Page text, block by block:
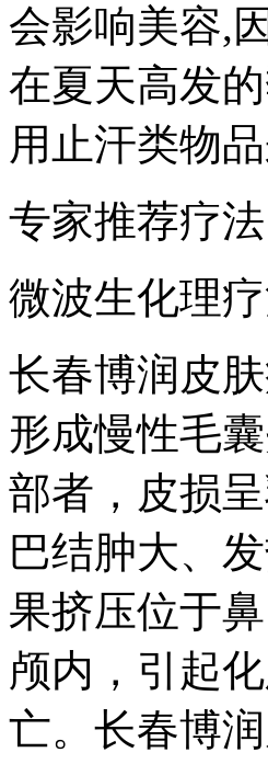
会影响美容,
在夏天高发
用止汗类物
专家推荐疗
微波生化理
长春博润皮
形成慢性毛
部者，皮损
巴结肿大、
果挤压位于
颅内，引起
亡。长春博